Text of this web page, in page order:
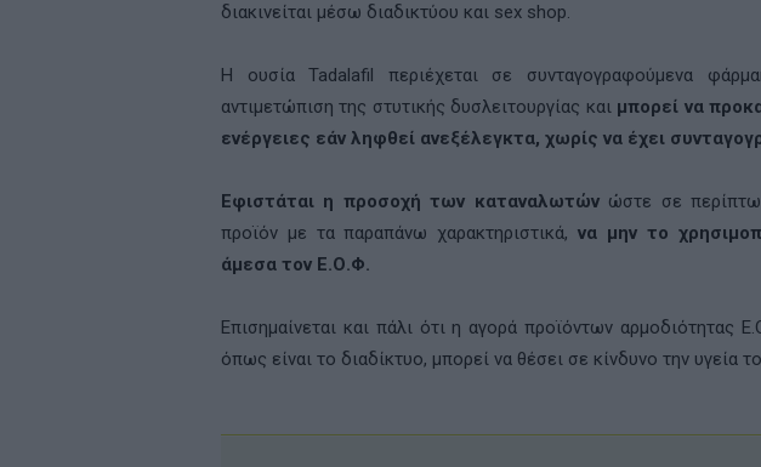
διακινείται μέσω διαδικτύου και sex shop.
Η ουσία Tadalafil περιέχεται σε συνταγογραφούμενα
αντιμετώπιση της στυτικής δυσλειτουργίας και μπορεί να
ενέργειες εάν ληφθεί ανεξέλεγκτα, χωρίς να έχει
Eφιστάται η προσοχή των καταναλωτώνώστε σε
προϊόν με τα παραπάνω χαρακτηριστικά,να μην το
άμεσα τον Ε.Ο.Φ.
Επισημαίνεται και πάλι ότι η αγορά προϊόντων αρμοδιότητας
όπως είναι το διαδίκτυο, μπορεί να θέσει σε κίνδυνο την υγεία